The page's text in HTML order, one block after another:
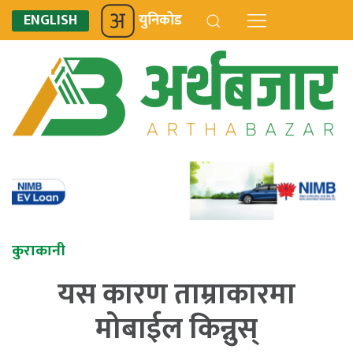
ENGLISH युनिकोड
कुराकानी
यस कारण ताम्राकारमा
मोबाईल किन्नुस्